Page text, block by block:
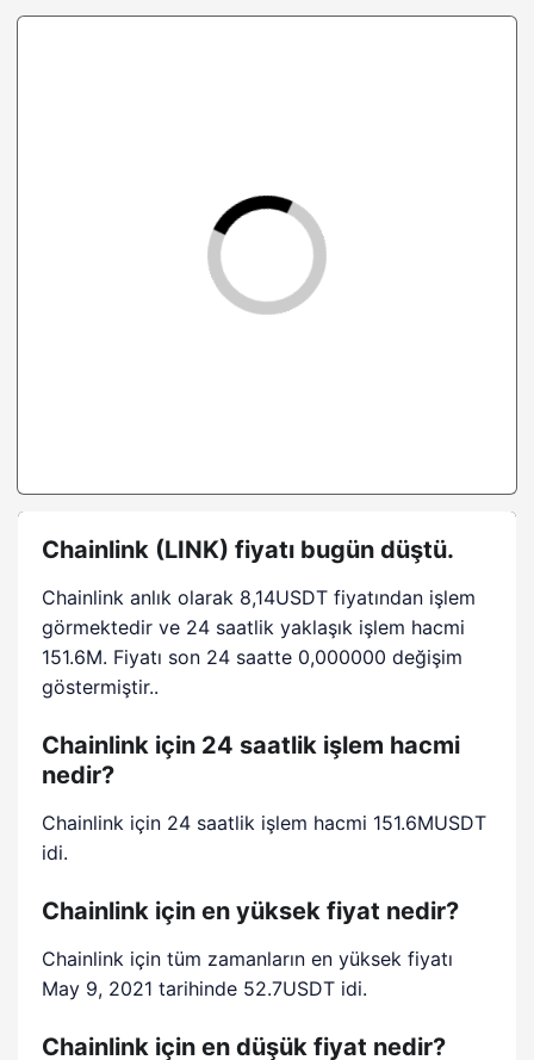
Chainlink (LINK) fiyatı bugün düştü.
Chainlink anlık olarak 8,14USDT fiyatından işlem
görmektedir ve 24 saatlik yaklaşık işlem hacmi
151.6M. Fiyatı son 24 saatte 0,000000 değişim
göstermiştir..
Chainlink için 24 saatlik işlem hacmi
nedir?
Chainlink için 24 saatlik işlem hacmi 151.6MUSDT
idi.
Chainlink için en yüksek fiyat nedir?
Chainlink için tüm zamanların en yüksek fiyatı
May 9, 2021 tarihinde 52.7USDT idi.
Chainlink için en düşük fiyat nedir?